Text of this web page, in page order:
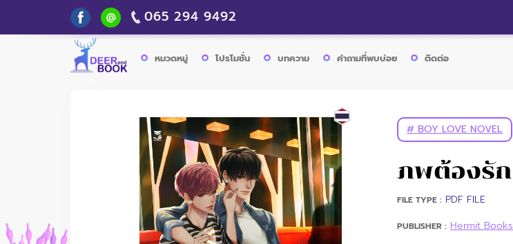
065 294 9492
หมวดหมู่ โปรโมชั่น บทความ คำถามที่พบบ่อย ติดต่อ
# BOY LOVE NOVEL
ภพต้องรัก
FILE TYPE : PDF FILE
PUBLISHER : Hermit Books